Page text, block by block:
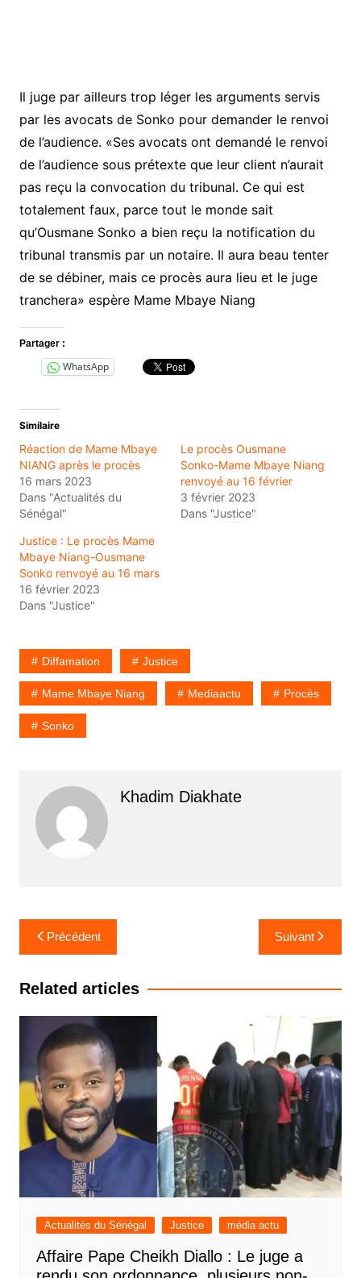
Il juge par ailleurs trop léger les arguments servis
par les avocats de Sonko pour demander le renvoi
de l’audience. «Ses avocats ont demandé le renvoi
de l’audience sous prétexte que leur client n’aurait
pas reçu la convocation du tribunal. Ce qui est
totalement faux, parce tout le monde sait
qu’Ousmane Sonko a bien reçu la notification du
tribunal transmis par un notaire. Il aura beau tenter
de se débiner, mais ce procès aura lieu et le juge
tranchera» espère Mame Mbaye Niang
Partager :
WhatsApp
Similaire
Réaction de Mame Mbaye
NIANG après le procès
16 mars 2023
Dans "Actualités du
Sénégal"
Le procès Ousmane
Sonko-Mame Mbaye Niang
renvoyé au 16 février
3 février 2023
Dans "Justice"
Justice : Le procès Mame
Mbaye Niang-Ousmane
Sonko renvoyé au 16 mars
16 février 2023
Dans "Justice"
Diffamation Justice
Mame Mbaye Niang Mediaactu Procès
Sonko
Khadim Diakhate
Navigation
de
l’article
Précédent Suivant
Related articles
Actualités du Sénégal Justice média actu
Affaire Pape Cheikh Diallo : Le juge a